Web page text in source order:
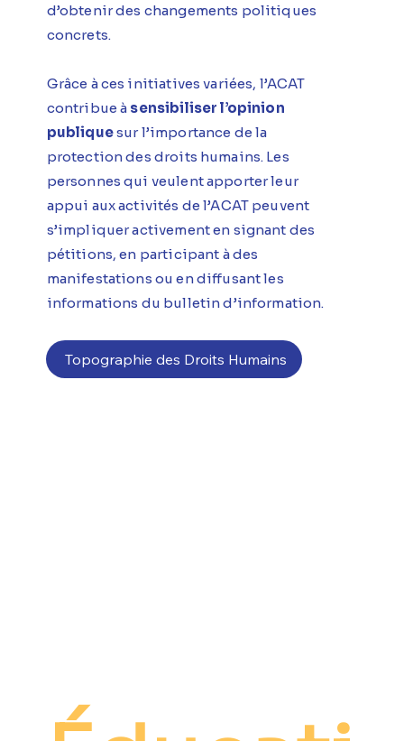
d’obtenir des changements politiques
concrets.
Grâce à ces initiatives variées, l’ACAT
contribue à sensibiliser l’opinion
publiquesur l’importance de la
protection des droits humains. Les
personnes qui veulent apporter leur
appui aux activités de l’ACAT peuvent
s’impliquer activement en signant des
pétitions, en participant à des
manifestations ou en diffusant les
informations du bulletin d’information.
Topographie des Droits Humains